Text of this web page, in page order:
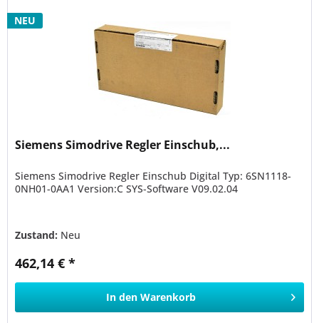
NEU
Siemens Simodrive Regler Einschub,...
Siemens Simodrive Regler Einschub Digital Typ: 6SN1118-
0NH01-0AA1 Version:C SYS-Software V09.02.04
Zustand: Neu
462,14 € *
In den Warenkorb